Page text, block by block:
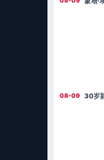
08-09
30岁